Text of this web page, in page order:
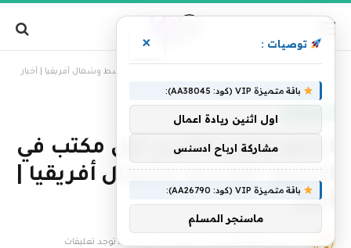
الناتو ينشئ بالأردن أول مكتب في الشرق الأوسط وشمال أفريقيا | أخبار
الناتو ينشئ بالأردن أول مكتب في
الشرق الأوسط وشمال أفريقيا |
أخبار
لا توجد تعليقات
توصيات : ×
باقة متميزة VIP (كود: AA38045):
اول اثنين ريادة اعمال
مشاركة ارباح ادسنس
باقة متميزة VIP (كود: AA26790):
ماسنجر المسلم